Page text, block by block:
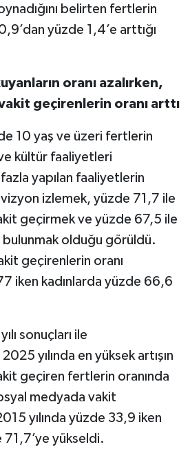
belirten fertlerin
yüzde 1,4’e arttığı
oranı azalırken,
geçirenlerin oranı arttı
10 yaş ve üzeri fertlerin
kültür faaliyetleri
yapılan faaliyetlerin
izlemek, yüzde 71,7 ile
geçirmek ve yüzde 67,5 ile
olduğu görüldü.
geçirenlerin oranı
iken kadınlarda yüzde 66,6
sonuçları ile
2025 yılında en yüksek artışın
geçiren fertlerin oranında
medyada vakit
yılında yüzde 33,9 iken
71,7’ye yükseldi.